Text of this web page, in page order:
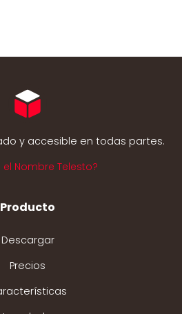
y accesible en todas partes.
el Nombre Telesto?
Producto
Descargar
Precios